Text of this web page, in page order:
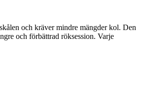
och kräver mindre mängder kol. Den
och förbättrad röksession. Varje